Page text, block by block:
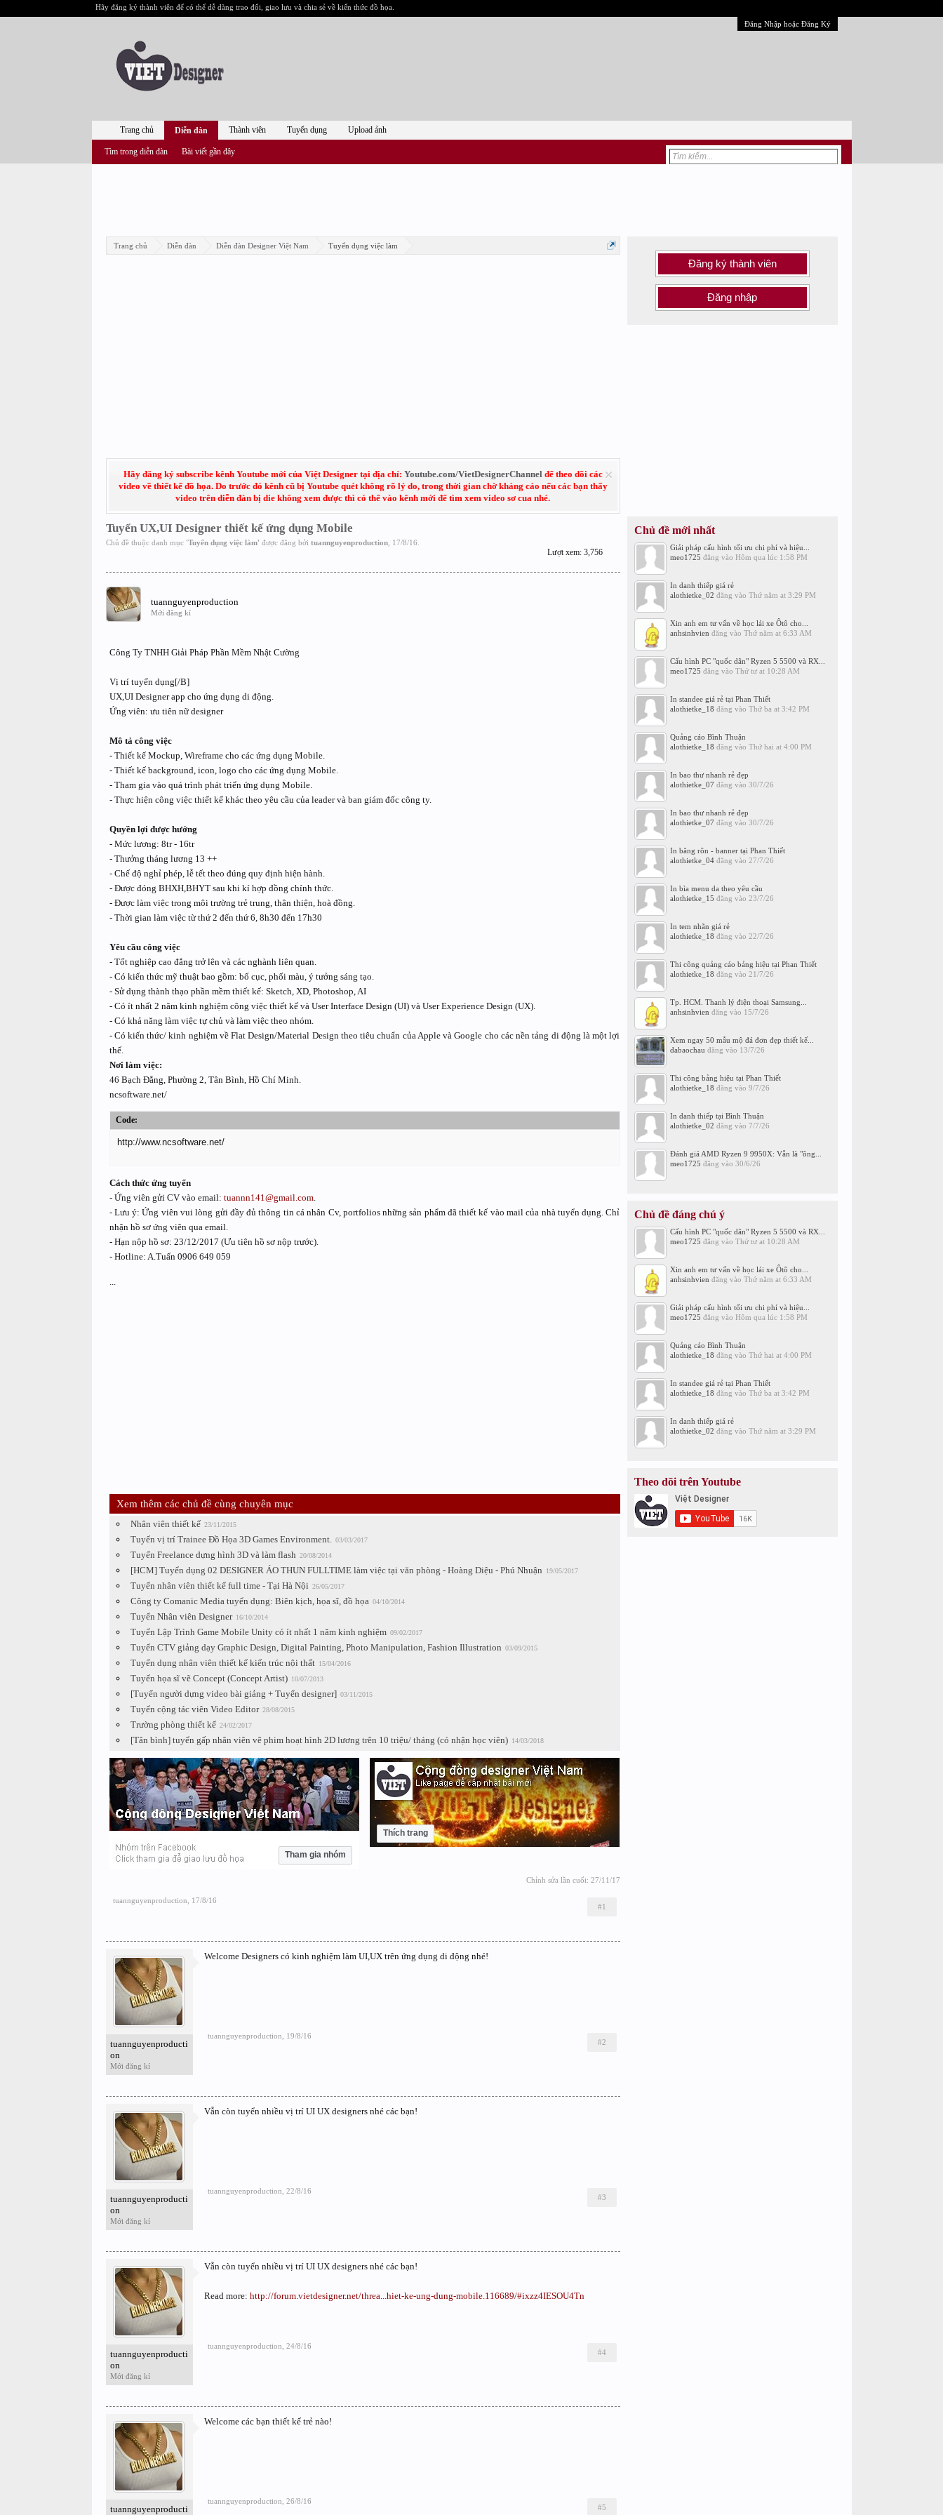
Hãy đăng ký thành viên để có thể dễ dàng trao đổi, giao lưu và chia sẻ về kiến thức đồ họa.
Đăng Nhập hoặc Đăng Ký
Trang chủ Diễn đàn Diễn đàn Designer Việt Nam Tuyển dụng việc làm
Hãy đăng ký subscribe kênh Youtube mới của Việt Designer tại địa chỉ: Youtube.com/VietDesignerChannelđể theo dõi các
video về thiết kế đồ họa. Do trước đó kênh cũ bị Youtube quét không rõ lý do, trong thời gian chờ kháng cáo nếu các bạn thấy
video trên diễn đàn bị die không xem được thì có thể vào kênh mới để tìm xem video sơ cua nhé.
Tuyển UX,UI Designer thiết kế ứng dụng Mobile
Chủ đề thuộc danh mục 'Tuyển dụng việc làm' được đăng bởi tuannguyenproduction, 17/8/16
Lượt xem: 3,756
tuannguyenproduction
Mới đăng kí
Công Ty TNHH Giải Pháp Phần Mềm Nhật Cường
Vị trí tuyển dụng[/B]
UX,UI Designer app cho ứng dụng di động.
Ứng viên: ưu tiên nữ designer
Mô tả công việc
- Thiết kế Mockup, Wireframe cho các ứng dụng Mobile.
- Thiết kế background, icon, logo cho các ứng dụng Mobile.
- Tham gia vào quá trình phát triển ứng dụng Mobile.
- Thực hiện công việc thiết kế khác theo yêu cầu của leader và ban giám đốc công ty.
Quyền lợi được hưởng
- Mức lương: 8tr - 16tr
- Thưởng tháng lương 13 ++
- Chế độ nghỉ phép, lễ tết theo đúng quy định hiện hành.
- Được đóng BHXH,BHYT sau khi kí hợp đồng chính thức.
- Được làm việc trong môi trường trẻ trung, thân thiện, hoà đồng.
- Thời gian làm việc từ thứ 2 đến thứ 6, 8h30 đến 17h30
Yêu cầu công việc
- Tốt nghiệp cao đẳng trở lên và các nghành liên quan.
- Có kiến thức mỹ thuật bao gồm: bố cục, phối màu, ý tưởng sáng tạo.
- Sử dụng thành thạo phần mềm thiết kế: Sketch, XD, Photoshop, AI
- Có ít nhất 2 năm kinh nghiệm công việc thiết kế và User Interface Design (UI) và User Experience Design (UX).
- Có khả năng làm việc tự chủ và làm việc theo nhóm.
- Có kiến thức/ kinh nghiệm về Flat Design/Material Design theo tiêu chuẩn của Apple và Google cho các nền tảng di động là một lợi
thế.
Nơi làm việc:
46 Bạch Đằng, Phường 2, Tân Bình, Hồ Chí Minh.
ncsoftware.net/
Code:
http://www.ncsoftware.net/
Cách thức ứng tuyển
- Ứng viên gửi CV vào email: tuannn141@gmail.com.
- Lưu ý: Ứng viên vui lòng gửi đầy đủ thông tin cá nhân Cv, portfolios những sản phẩm đã thiết kế vào mail của nhà tuyển dụng. Chỉ
nhận hồ sơ ứng viên qua email.
- Hạn nộp hồ sơ: 23/12/2017 (Ưu tiên hồ sơ nộp trước).
- Hotline: A.Tuấn 0906 649 059
Xem thêm các chủ đề cùng chuyên mục
Nhân viên thiết kế 23/11/2015
Tuyển vị trí Trainee Đồ Họa 3D Games Environment. 03/03/2017
Tuyển Freelance dựng hình 3D và làm flash 20/08/2014
[HCM] Tuyển dụng 02 DESIGNER ÁO THUN FULLTIME làm việc tại văn phòng - Hoàng Diệu - Phú Nhuận 19/05/2017
Tuyển nhân viên thiết kế full time - Tại Hà Nội 26/05/2017
Công ty Comanic Media tuyển dụng: Biên kịch, họa sĩ, đồ họa 04/10/2014
Tuyển Nhân viên Designer 16/10/2014
Tuyển Lập Trình Game Mobile Unity có ít nhất 1 năm kinh nghiệm 09/02/2017
Tuyển CTV giảng dạy Graphic Design, Digital Painting, Photo Manipulation, Fashion Illustration 03/09/2015
Tuyển dụng nhân viên thiết kế kiến trúc nội thất 15/04/2016
Tuyển họa sĩ vẽ Concept (Concept Artist) 10/07/2013
[Tuyển người dựng video bài giảng + Tuyển designer] 03/11/2015
Tuyển cộng tác viên Video Editor 28/08/2015
Trường phòng thiết kế 24/02/2017
[Tân bình] tuyển gấp nhân viên vẽ phim hoạt hình 2D lương trên 10 triệu/ tháng (có nhận học viên) 14/03/2018
Tham gia nhóm
Thích trang
Chỉnh sửa lần cuối: 27/11/17
tuannguyenproduction 17/8/16
#1
tuannguyenproducti
on
Mới đăng kí
Welcome Designers có kinh nghiệm làm UI,UX trên ứng dụng di động nhé!
tuannguyenproduction 19/8/16
#2
tuannguyenproducti
on
Mới đăng kí
Vẫn còn tuyển nhiều vị trí UI UX designers nhé các bạn!
tuannguyenproduction 22/8/16
#3
tuannguyenproducti
on
Mới đăng kí
Vẫn còn tuyển nhiều vị trí UI UX designers nhé các bạn!
Read more: http://forum.vietdesigner.net/threa...hiet-ke-ung-dung-mobile.116689/#ixzz4IESOU4Tn
tuannguyenproduction 24/8/16
#4
tuannguyenproducti
Welcome các bạn thiết kế trẻ nào!
tuannguyenproduction 26/8/16
#5
Đăng ký thành viên
Đăng nhập
Chủ đề mới nhất
Giải pháp cấu hình tối ưu chi phí và hiệu...
meo1725 đăng vào Hôm qua lúc 1:58 PM
In danh thiếp giá rẻ
alothietke_02 đăng vào Thứ năm at 3:29 PM
Xin anh em tư vấn về học lái xe Ôtô cho...
anhsinhvien đăng vào Thứ năm at 6:33 AM
Cấu hình PC "quốc dân" Ryzen 5 5500 và RX...
meo1725 đăng vào Thứ tư at 10:28 AM
In standee giá rẻ tại Phan Thiết
alothietke_18 đăng vào Thứ ba at 3:42 PM
Quảng cáo Bình Thuận
alothietke_18 đăng vào Thứ hai at 4:00 PM
In bao thư nhanh rẻ đẹp
alothietke_07 đăng vào 30/7/26
In bao thư nhanh rẻ đẹp
alothietke_07 đăng vào 30/7/26
In băng rôn - banner tại Phan Thiết
alothietke_04đăng vào 27/7/26
In bìa menu da theo yêu cầu
alothietke_15 đăng vào 23/7/26
In tem nhãn giá rẻ
alothietke_18 đăng vào 22/7/26
Thi công quảng cáo bảng hiệu tại Phan Thiết
alothietke_18 đăng vào 21/7/26
Tp. HCM. Thanh lý điện thoại Samsung...
anhsinhvien đăng vào 15/7/26
Xem ngay 50 mẫu mộ đá đơn đẹp thiết kế...
dabaochau đăng vào 13/7/26
Thi công bảng hiệu tại Phan Thiết
alothietke_18 đăng vào 9/7/26
In danh thiếp tại Bình Thuận
alothietke_02 đăng vào 7/7/26
Đánh giá AMD Ryzen 9 9950X: Vẫn là "ông...
meo1725 đăng vào 30/6/26
Chủ đề đáng chú ý
Cấu hình PC "quốc dân" Ryzen 5 5500 và RX...
meo1725 đăng vào Thứ tư at 10:28 AM
Xin anh em tư vấn về học lái xe Ôtô cho...
anhsinhvien đăng vào Thứ năm at 6:33 AM
Giải pháp cấu hình tối ưu chi phí và hiệu...
meo1725 đăng vào Hôm qua lúc 1:58 PM
Quảng cáo Bình Thuận
alothietke_18 đăng vào Thứ hai at 4:00 PM
In standee giá rẻ tại Phan Thiết
alothietke_18 đăng vào Thứ ba at 3:42 PM
In danh thiếp giá rẻ
alothietke_02 đăng vào Thứ năm at 3:29 PM
Theo dõi trên Youtube
Trang chủ Diễn đàn
Tìm trong diễn đàn Bài viết gần đây
Thành viên Tuyển dụng Upload ảnh